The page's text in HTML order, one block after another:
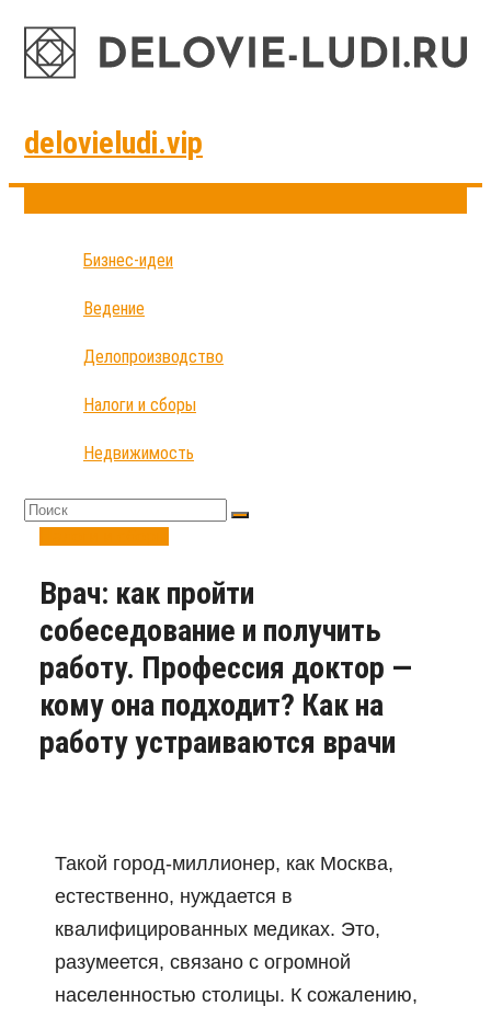
delovieludi.vip
Бизнес-идеи
Ведение
Делопроизводство
Налоги и сборы
Недвижимость
Врач: как пройти
собеседование и получить
работу. Профессия доктор —
кому она подходит? Как на
работу устраиваются врачи
Такой город-миллионер, как Москва,
естественно, нуждается в
квалифицированных медиках. Это,
разумеется, связано с огромной
населенностью столицы. К сожалению,